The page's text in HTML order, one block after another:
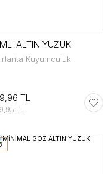
ALTIN YÜZÜK
Kuyumculuk
TL
TL